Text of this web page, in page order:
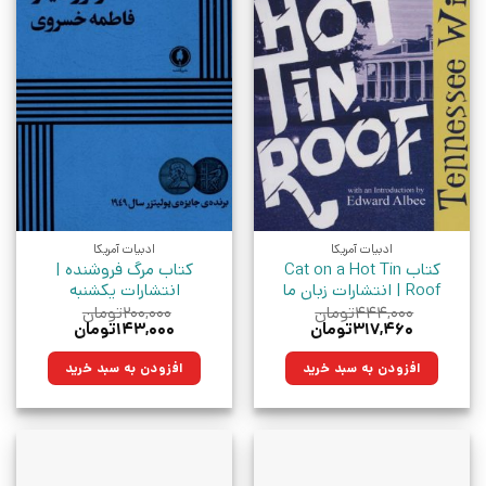
ادبیات آمریکا
کتاب Cat on a Hot Tin
Roof | انتشارات زبان ما
۴۴۴,۰۰۰تومان
قیمت
۴۴۴,۰۰۰تومان
بود.
۳۱۷,۴۶۰تومان
۳۱۷,۴۶۰تومان.افزودن به سبد خرید
ادبیات آمریکا
کتاب مرگ‌ فروشنده |
انتشارات یکشنبه
۲۰۰,۰۰۰تومان
قیمت
۲۰۰,۰۰۰تومان
بود.
۱۴۳,۰۰۰تومان
۱۴۳,۰۰۰تومان.افزودن به سبد خرید